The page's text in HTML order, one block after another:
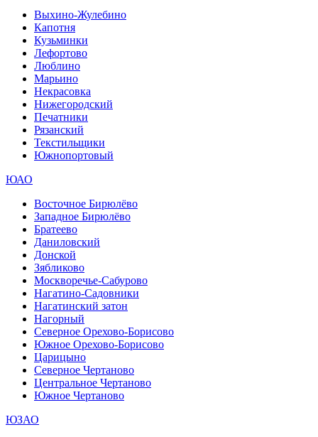
Выхино-Жулебино
Капотня
Кузьминки
Лефортово
Люблино
Марьино
Некрасовка
Нижегородский
Печатники
Рязанский
Текстильщики
Южнопортовый
ЮАО
Восточное Бирюлёво
Западное Бирюлёво
Братеево
Даниловский
Донской
Зябликово
Москворечье-Сабурово
Нагатино-Садовники
Нагатинский затон
Нагорный
Северное Орехово-Борисово
Южное Орехово-Борисово
Царицыно
Северное Чертаново
Центральное Чертаново
Южное Чертаново
ЮЗАО